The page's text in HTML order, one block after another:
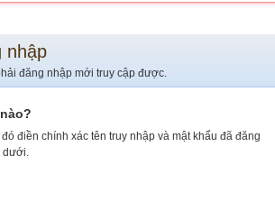
nhập
đăng nhập mới truy cập được.
điền chính xác tên truy nhập và mật khẩu đã đăng
dưới.